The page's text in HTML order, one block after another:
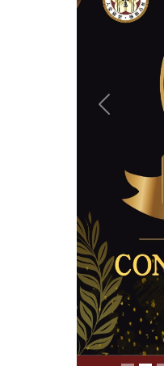
Previous